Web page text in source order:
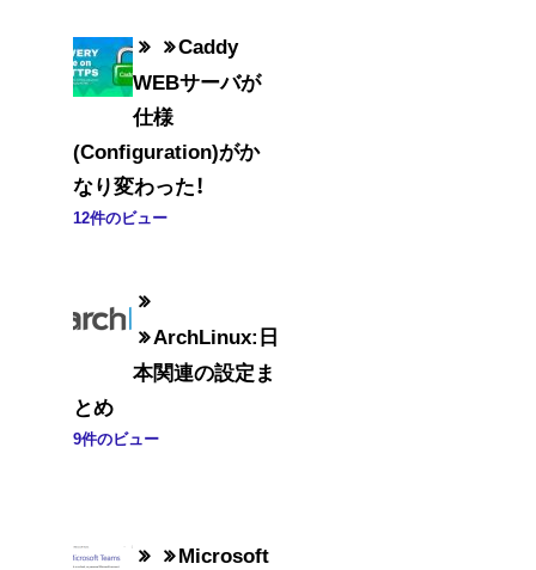
Caddy
WEBサーバが
仕様
(Configuration)がか
なり変わった！
12件のビュー
ArchLinux:日
本関連の設定ま
とめ
9件のビュー
Microsoft